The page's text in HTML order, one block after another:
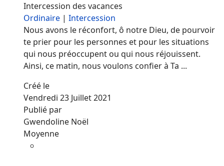
Intercession des vacances
Ordinaire | Intercession
Nous avons le réconfort, ô notre Dieu, de pourvoir
te prier pour les personnes et pour les situations
qui nous préoccupent ou qui nous réjouissent.
Ainsi, ce matin, nous voulons confier à Ta ...
Créé le
Vendredi 23 Juillet 2021
Publié par
Gwendoline Noël
Moyenne